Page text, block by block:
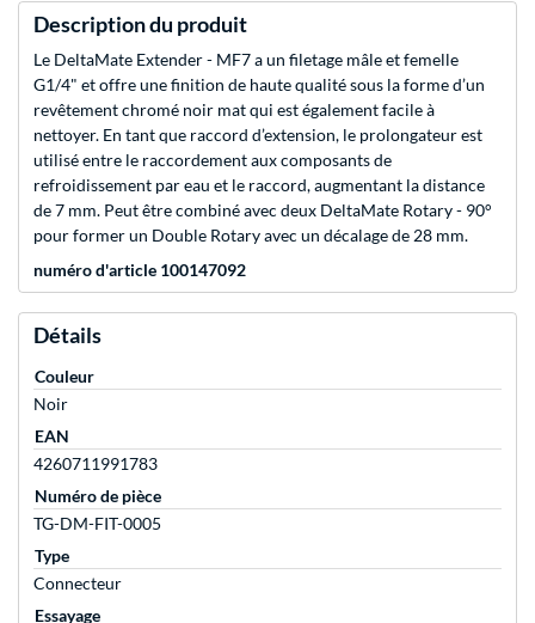
Description du produit
Le DeltaMate Extender - MF7 a un filetage mâle et femelle
G1/4" et offre une finition de haute qualité sous la forme d’un
revêtement chromé noir mat qui est également facile à
nettoyer. En tant que raccord d’extension, le prolongateur est
utilisé entre le raccordement aux composants de
refroidissement par eau et le raccord, augmentant la distance
de 7 mm. Peut être combiné avec deux DeltaMate Rotary - 90°
pour former un Double Rotary avec un décalage de 28 mm.
numéro d'article 100147092
Détails
Couleur
Noir
EAN
4260711991783
Numéro de pièce
TG-DM-FIT-0005
Type
Connecteur
Essayage